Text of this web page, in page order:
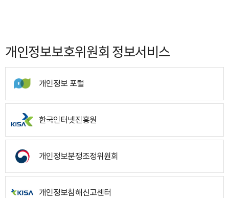
개인정보보호위원회 정보서비스
개인정보 포털
한국인터넷진흥원
개인정보분쟁조정위원회
개인정보침해신고센터